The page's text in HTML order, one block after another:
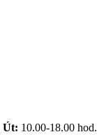
Út: 10.00-18.00 hod.